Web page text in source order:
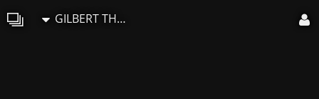
GILBERT THOMAS